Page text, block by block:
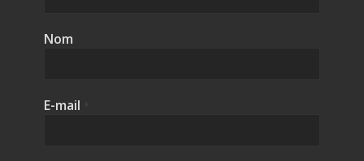
Nom
E-mail